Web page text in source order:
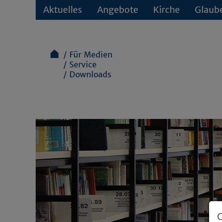
Aktuelles Angebote Kirche
Für Medien
Service
Downloads